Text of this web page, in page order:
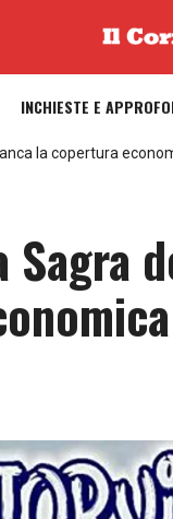
INCHIESTE E
la copertura